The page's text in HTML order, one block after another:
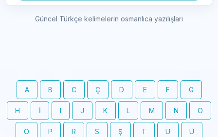
Güncel Türkçe kelimelerin osmanlıca yazılışları
A B C Ç D E F G
H İ I J K L M N O
Ö P R S Ş T U Ü